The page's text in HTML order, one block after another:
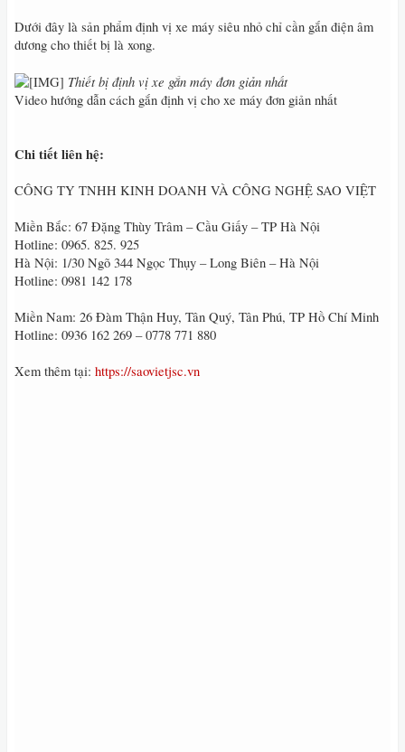
Dưới đây là sản phẩm định vị xe máy siêu nhỏ chỉ cần gắn điện âm
dương cho thiết bị là xong.
Thiết bị định vị xe gắn máy đơn giản nhất
Video hướng dẫn cách gắn định vị cho xe máy đơn giản nhất
Chi tiết liên hệ:
CÔNG TY TNHH KINH DOANH VÀ CÔNG NGHỆ SAO VIỆT
Miền Bắc: 67 Đặng Thùy Trâm – Cầu Giấy – TP Hà Nội
Hotline: 0965. 825. 925
Hà Nội: 1/30 Ngõ 344 Ngọc Thụy – Long Biên – Hà Nội
Hotline: 0981 142 178
Miền Nam: 26 Đàm Thận Huy, Tân Quý, Tân Phú, TP Hồ Chí Minh
Hotline: 0936 162 269 – 0778 771 880
Xem thêm tại: https://saovietjsc.vn